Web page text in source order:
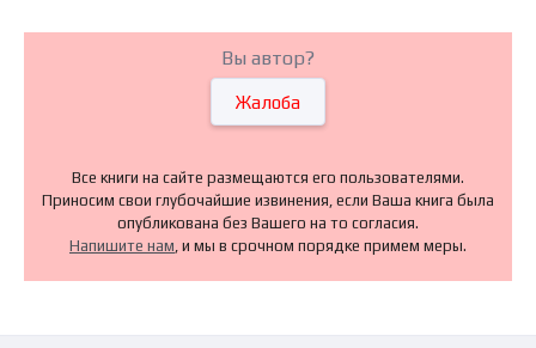
Вы автор?
Жалоба
Все книги на сайте размещаются его пользователями.
Приносим свои глубочайшие извинения, если Ваша книга была
опубликована без Вашего на то согласия.
Напишите нам, и мы в срочном порядке примем меры.